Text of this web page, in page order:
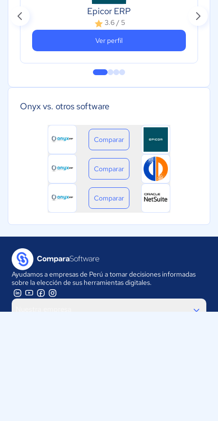
Epicor ERP
3.6 / 5
Ver perfil
Onyx vs. otros software
Comparar
Comparar
Comparar
Ayudamos a empresas de Perú a tomar decisiones informadas
sobre la elección de sus herramientas digitales.